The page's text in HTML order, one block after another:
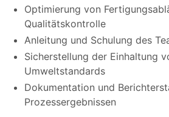
Optimierung von
Qualitätskontrolle
Anleitung und Schulung des
Sicherstellung der Einhaltung
Umweltstandards
Dokumentation und
Prozessergebnissen